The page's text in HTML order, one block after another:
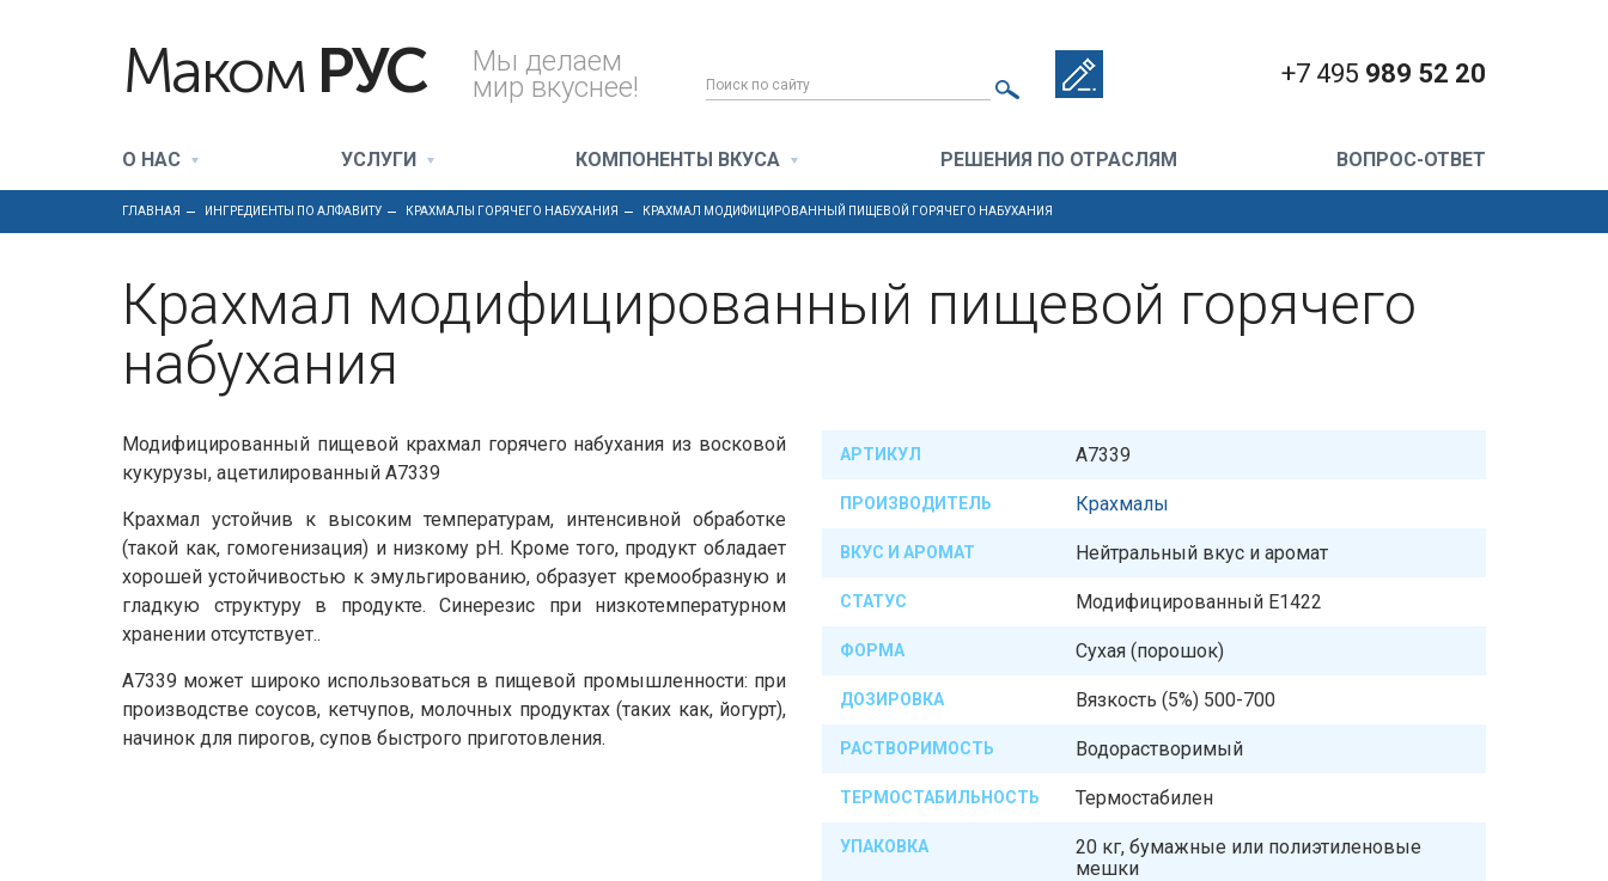
О НАС УСЛУГИ КОМПОНЕНТЫ ВКУСА РЕШЕНИЯ ПО ОТРАСЛЯМ ВОПРОС-ОТВЕТ
Маком РУС Мы делаем
мир вкуснее! +7 495 989 52 20
ГЛАВНАЯ ИНГРЕДИЕНТЫ ПО АЛФАВИТУ КРАХМАЛЫ ГОРЯЧЕГО НАБУХАНИЯ КРАХМАЛ МОДИФИЦИРОВАННЫЙ ПИЩЕВОЙ ГОРЯЧЕГО НАБУХАНИЯ
Крахмал модифицированный пищевой горячего
набухания
Модифицированный пищевой крахмал горячего набухания из восковой
кукурузы, ацетилированный A7339
Крахмал устойчив к высоким температурам, интенсивной обработке
(такой как, гомогенизация) и низкому pH. Кроме того, продукт обладает
хорошей устойчивостью к эмульгированию, образует кремообразную и
гладкую структуру в продукте. Синерезис при низкотемпературном
хранении отсутствует..
A7339 может широко использоваться в пищевой промышленности: при
производстве соусов, кетчупов, молочных продуктах (таких как, йогурт),
начинок для пирогов, супов быстрого приготовления.
АРТИКУЛ A7339
ПРОИЗВОДИТЕЛЬ Крахмалы
ВКУС И АРОМАТ Нейтральный вкус и аромат
СТАТУС Модифицированный Е1422
ФОРМА Сухая (порошок)
ДОЗИРОВКА Вязкость (5%) 500-700
РАСТВОРИМОСТЬ Водорастворимый
ТЕРМОСТАБИЛЬНОСТЬ Термостабилен
УПАКОВКА
20 кг, бумажные или полиэтиленовые
мешки